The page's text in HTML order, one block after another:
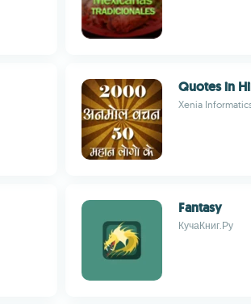
Quotes in
Xenia
Fantasy
КучаКниг.Ру